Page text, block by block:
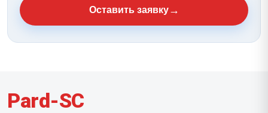
Оставить заявку→
Pard-SC